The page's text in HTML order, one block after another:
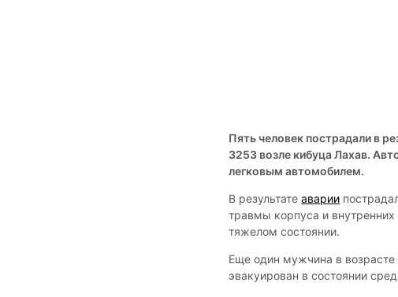
Пять человек пострадали в
3253 возле кибуца Лахав.
легковым автомобилем.
В результатеаварии
травмы корпуса и
тяжелом состоянии.
Еще один мужчина в
эвакуирован в состоянии